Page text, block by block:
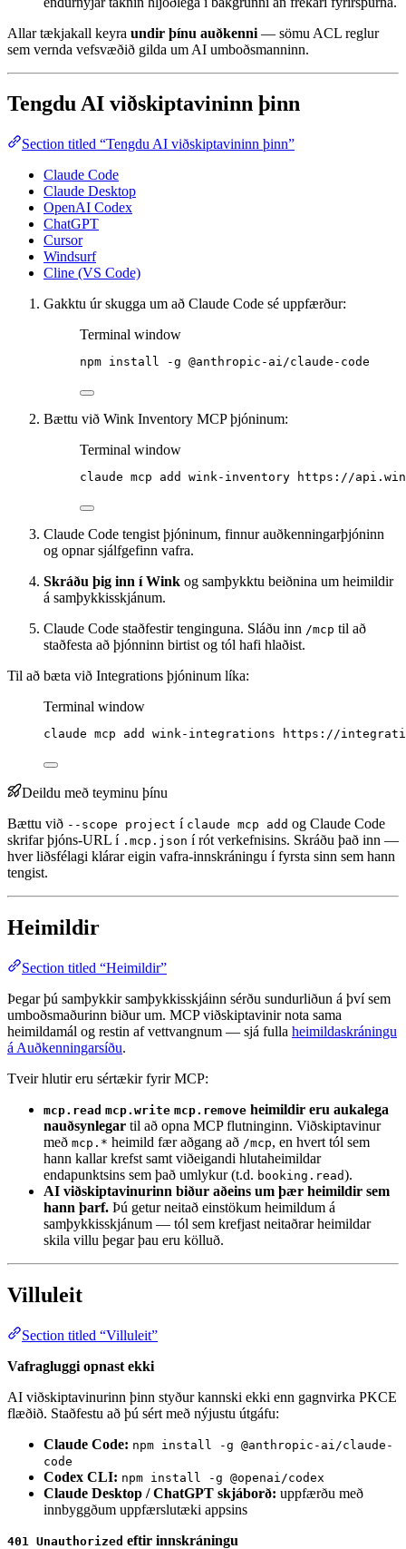
Allar tækjakall keyra undir þínu auðkenni — sömu ACL reglur
sem vernda vefsvæðið gilda um AI umboðsmanninn.
Tengdu AI viðskiptavininn þinn
Section titled “Tengdu AI viðskiptavininn þinn”
Claude Code
Claude Desktop
OpenAI Codex
ChatGPT
Cursor
Windsurf
Cline (VS Code)
Gakktu úr skugga um að Claude Code sé uppfærður:
Terminal window
npm install -g @anthropic-ai/claude-code
Bættu við Wink Inventory MCP þjóninum:
Terminal window
claude mcp add wink-inventory https://
Claude Code tengist þjóninum, finnur auðkenningarþjóninn
og opnar sjálfgefinn vafra.
Skráðu þig inn í Wink og samþykktu beiðnina um heimildir
á samþykkisskjánum.
Claude Code staðfestir tenginguna. Sláðu inn /mcp til að
staðfesta að þjónninn birtist og tól hafi hlaðist.
Til að bæta við Integrations þjóninum líka:
Terminal window
claude mcp add wink-integrations https://
Deildu með teyminu þínu
Bættu við --scope project í claude mcp add og Claude Code
skrifar þjóns-URL í .mcp.json í rót verkefnisins. Skráðu það inn —
hver liðsfélagi klárar eigin vafra-innskráningu í fyrsta sinn sem hann
tengist.
Heimildir
Section titled “Heimildir”
Þegar þú samþykkir samþykkisskjáinn sérðu sundurliðun á því sem
umboðsmaðurinn biður um. MCP viðskiptavinir nota sama
heimildamál og restin af vettvangnum — sjá fulla heimildaskráningu
á Auðkenningarsíðu.
Tveir hlutir eru sértækir fyrir MCP:
mcp.read mcp.write mcp.remove heimildir eru aukalega
nauðsynlegar til að opna MCP flutninginn. Viðskiptavinur
með mcp.* heimild fær aðgang að /mcp, en hvert tól sem
hann kallar krefst samt viðeigandi hlutaheimildar
endapunktsins sem það umlykur (t.d. booking.read).
AI viðskiptavinurinn biður aðeins um þær heimildir sem
hann þarf. Þú getur neitað einstökum heimildum á
samþykkisskjánum — tól sem krefjast neitaðrar heimildar
skila villu þegar þau eru kölluð.
Villuleit
Section titled “Villuleit”
Vafragluggi opnast ekki
AI viðskiptavinurinn þinn styður kannski ekki enn gagnvirka PKCE
flæðið. Staðfestu að þú sért með nýjustu útgáfu:
Claude Code: npm install -g @anthropic-ai/claude-
code
Codex CLI: npm install -g @openai/codex
Claude Desktop / ChatGPT skjáborð: uppfærðu með
innbyggðum uppfærslutæki appsins
401 Unauthorized eftir innskráningu